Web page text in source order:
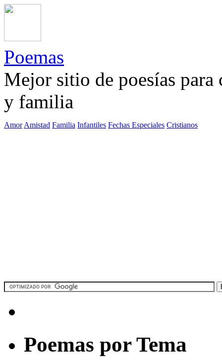
Poemas
Mejor sitio de poesías
y familia
Amor Amistad Familia Infantiles Fechas Especiales Cristianos
Poemas por Tema